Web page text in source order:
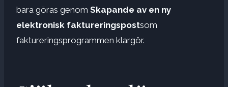
bara göras genom Skapande av en ny
elektronisk faktureringspostsom
faktureringsprogrammen klargör.